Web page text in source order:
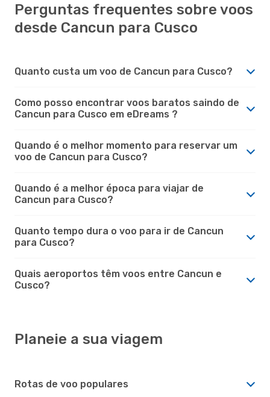
Perguntas frequentes sobre voos
desde Cancun para Cusco
Quanto custa um voo de Cancun para Cusco?
Como posso encontrar voos baratos saindo de
Cancun para Cusco em eDreams ?
Quando é o melhor momento para reservar um
voo de Cancun para Cusco?
Quando é a melhor época para viajar de
Cancun para Cusco?
Quanto tempo dura o voo para ir de Cancun
para Cusco?
Quais aeroportos têm voos entre Cancun e
Cusco?
Planeie a sua viagem
Rotas de voo populares